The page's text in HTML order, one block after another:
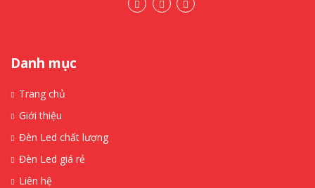
Danh mục
Trang chủ
Giới thiệu
Đèn Led chất lượng
Đèn Led giá rẻ
Liên hệ